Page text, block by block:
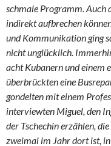
schmale Programm. Auch
indirekt aufbrechen
und Kommunikation ging
nicht unglücklich.
acht Kubanern und einem
überbrückten eine
gondelten mit einem
interviewten Miguel, den
der Tschechin erzählen,
zweimal im Jahr dort ist,